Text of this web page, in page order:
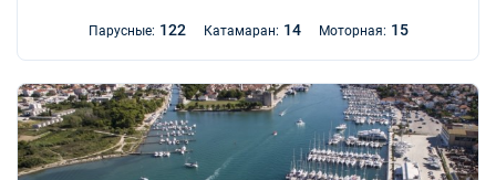
Парусные: 122 Катамаран: 14 Моторная: 15